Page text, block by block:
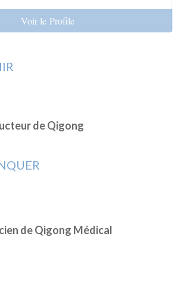
Voir le Profile
de Qigong
de Qigong Médical